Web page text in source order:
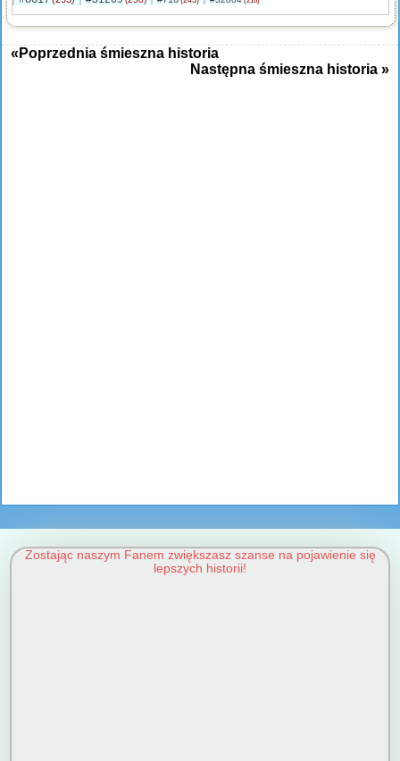
«Poprzednia śmieszna historia
Następna śmieszna historia »
Zostając naszym Fanem zwiększasz szanse na pojawienie się
lepszych historii!